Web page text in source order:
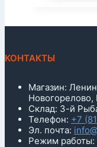
КОНТАКТЫ
Магазин:
Новогорелово,
Склад: 3-й
Телефон: +7
Эл. почта:
Режим работы: